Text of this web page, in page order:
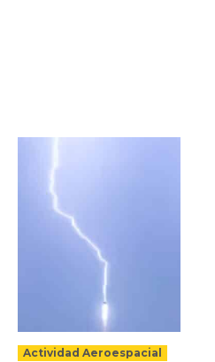
Actividad Aeroespacial